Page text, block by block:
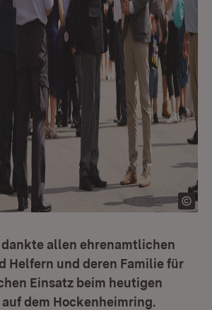
allen ehrenamtlichen
Helfern und deren Familie für
Einsatz beim heutigen
dem Hockenheimring.